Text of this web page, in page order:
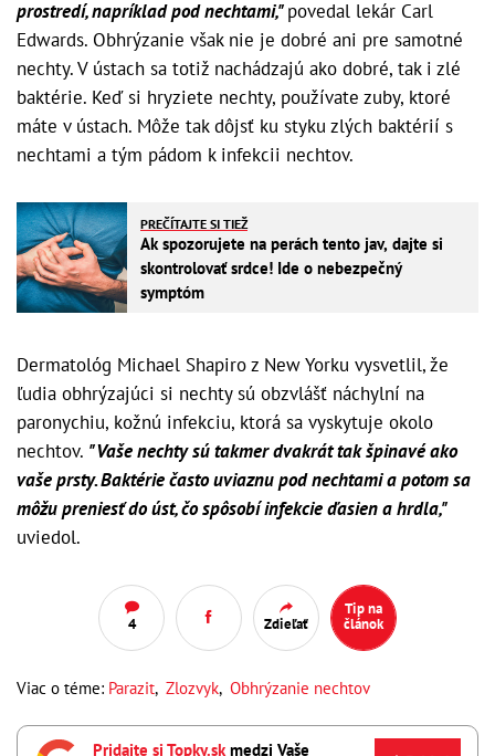
prostredí, napríklad pod nechtami,"povedal lekár Carl
Edwards. Obhrýzanie však nie je dobré ani pre samotné
nechty. V ústach sa totiž nachádzajú ako dobré, tak i zlé
baktérie. Keď si hryziete nechty, používate zuby, ktoré
máte v ústach. Môže tak dôjsť ku styku zlých baktérií s
nechtami a tým pádom k infekcii nechtov.
PREČÍTAJTE SI TIEŽ
Ak spozorujete na perách tento jav, dajte si
skontrolovať srdce! Ide o nebezpečný
symptóm
Dermatológ Michael Shapiro z New Yorku vysvetlil, že
ľudia obhrýzajúci si nechty sú obzvlášť náchylní na
paronychiu, kožnú infekciu, ktorá sa vyskytuje okolo
nechtov. "Vaše nechty sú takmer dvakrát tak špinavé ako
vaše prsty. Baktérie často uviaznu pod nechtami a potom sa
môžu preniesť do úst, čo spôsobí infekcie ďasien a hrdla,"
uviedol.
4 Zdieľať
Tip na
článok
Viac o téme: Parazit, Zlozvyk, Obhrýzanie nechtov
Pridajte si Topky.skmedzi Vaše